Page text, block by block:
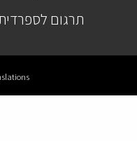
תרגום